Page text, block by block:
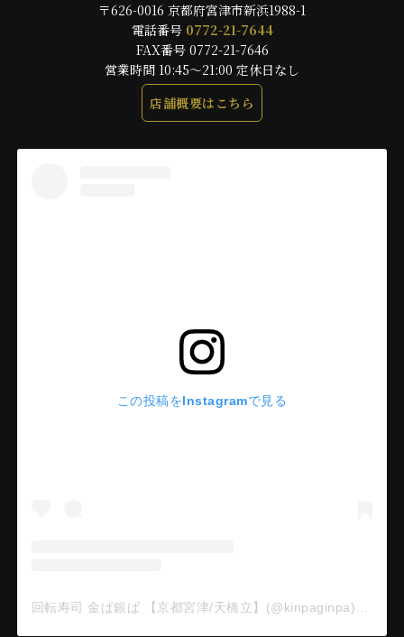
〒626-0016 京都府宮津市新浜1988-1
電話番号 0772-21-7644
FAX番号 0772-21-7646
営業時間 10:45～21:00 定休日なし
店舗概要はこちら
この投稿をInstagramで見る